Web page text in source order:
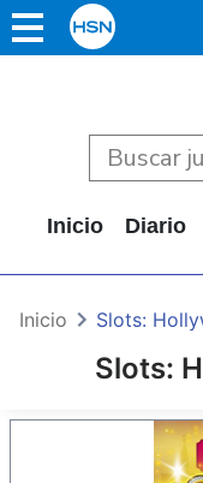
Inicio Diario
Slots:
Inicio Slots: